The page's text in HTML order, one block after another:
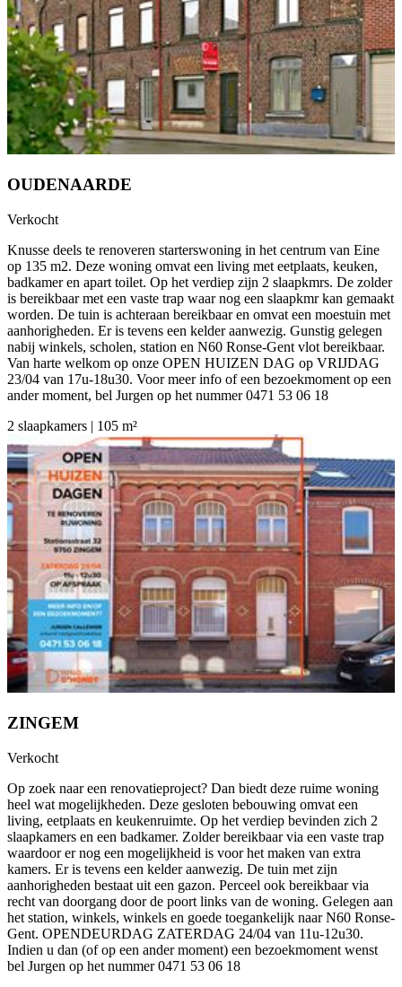
OUDENAARDE
Verkocht
Knusse deels te renoveren starterswoning in het centrum van Eine
op 135 m2. Deze woning omvat een living met eetplaats, keuken,
badkamer en apart toilet. Op het verdiep zijn 2 slaapkmrs. De zolder
is bereikbaar met een vaste trap waar nog een slaapkmr kan gemaakt
worden. De tuin is achteraan bereikbaar en omvat een moestuin met
aanhorigheden. Er is tevens een kelder aanwezig. Gunstig gelegen
nabij winkels, scholen, station en N60 Ronse-Gent vlot bereikbaar.
Van harte welkom op onze OPEN HUIZEN DAG op VRIJDAG
23/04 van 17u-18u30. Voor meer info of een bezoekmoment op een
ander moment, bel Jurgen op het nummer 0471 53 06 18
2 slaapkamers | 105 m²
ZINGEM
Verkocht
Op zoek naar een renovatieproject? Dan biedt deze ruime woning
heel wat mogelijkheden. Deze gesloten bebouwing omvat een
living, eetplaats en keukenruimte. Op het verdiep bevinden zich 2
slaapkamers en een badkamer. Zolder bereikbaar via een vaste trap
waardoor er nog een mogelijkheid is voor het maken van extra
kamers. Er is tevens een kelder aanwezig. De tuin met zijn
aanhorigheden bestaat uit een gazon. Perceel ook bereikbaar via
recht van doorgang door de poort links van de woning. Gelegen aan
het station, winkels, winkels en goede toegankelijk naar N60 Ronse-
Gent. OPENDEURDAG ZATERDAG 24/04 van 11u-12u30.
Indien u dan (of op een ander moment) een bezoekmoment wenst
bel Jurgen op het nummer 0471 53 06 18